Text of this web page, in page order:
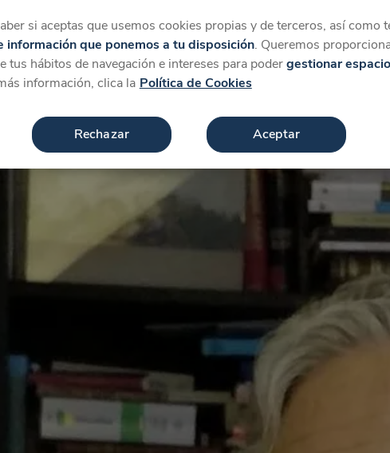
Más Iniciar
si aceptas que usemos cookies propias y de terceros, así como
información que ponemos a tu disposición. Queremos
hábitos de navegación e intereses para podergestionar
información, clica la Política de Cookies
Rechazar Aceptar